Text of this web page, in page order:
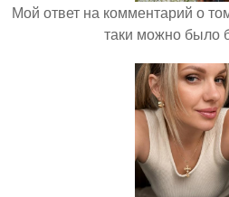
Мой ответ на комментарий о
таки можно было